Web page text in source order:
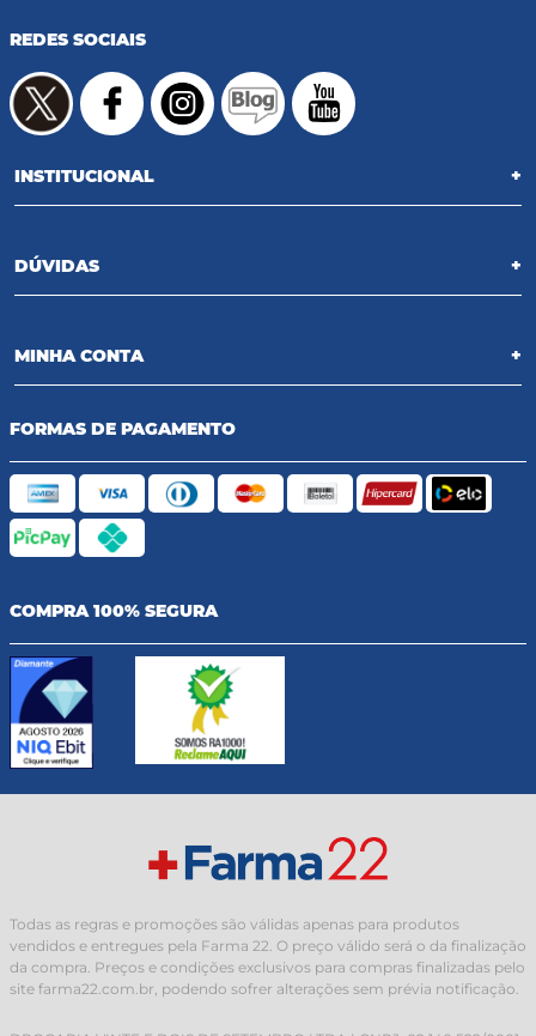
REDES SOCIAIS
INSTITUCIONAL +
DÚVIDAS +
MINHA CONTA +
FORMAS DE PAGAMENTO
COMPRA 100% SEGURA
Todas as regras e promoções são válidas apenas para produtos
vendidos e entregues pela Farma 22. O preço válido será o da finalização
da compra. Preços e condições exclusivos para compras finalizadas pelo
site farma22.com.br, podendo sofrer alterações sem prévia notificação.